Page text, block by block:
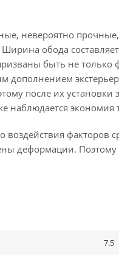
невероятно
обода
быть не
дополнением
после их
наблюдается
воздействия
деформации.
7.5